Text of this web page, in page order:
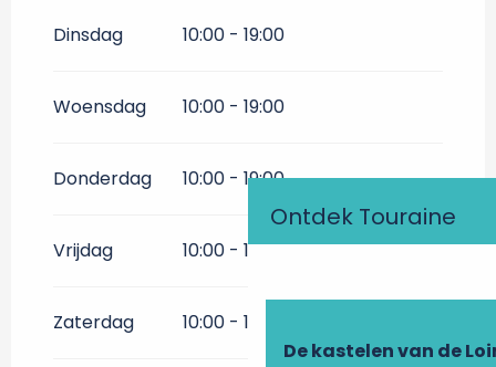
Ontdek Touraine
De kastelen van de
november 2026
Dinsdag 10:00 - 19:00
Woensdag 10:00 - 19:00
Donderdag 10:00 - 19:00
Vrijdag 10:00 - 19:00
Zaterdag 10:00 - 19:00